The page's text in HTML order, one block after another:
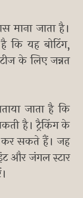
माना जाता है।
कि यह बोटिंग,
के लिए जन्नत
जाता है कि
है। ट्रैकिंग के
कर सकते हैं। जह
और जंगल स्टार